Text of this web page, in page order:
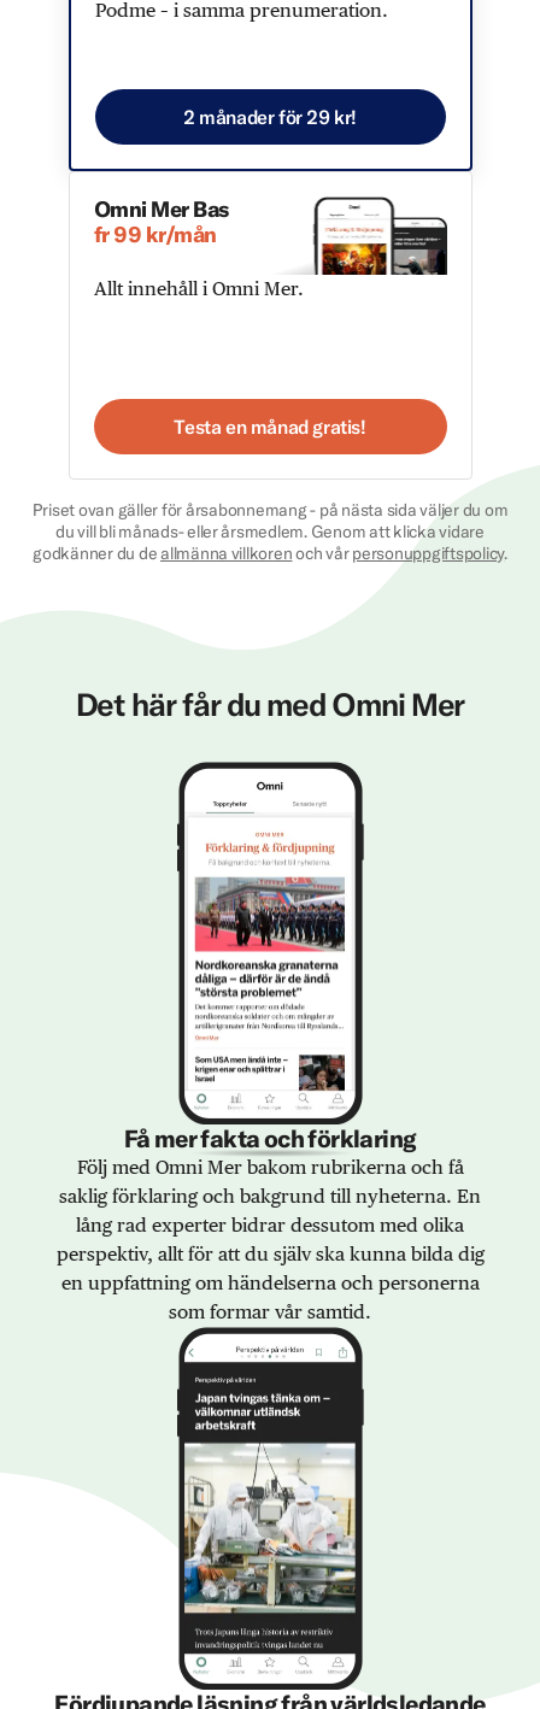
Podme – i samma prenumeration.
2 månader för 29 kr!
Omni Mer Bas
fr 99 kr/mån
Allt innehåll i Omni Mer.
Testa en månad gratis!
Priset ovan gäller för årsabonnemang - på nästa sida väljer du om
du vill bli månads- eller årsmedlem. Genom att klicka vidare
godkänner du deallmänna villkorenoch vårpersonuppgiftspolicy.
Det här får du med Omni Mer
Få mer fakta och förklaring
Följ med Omni Mer bakom rubrikerna och få
saklig förklaring och bakgrund till nyheterna. En
lång rad experter bidrar dessutom med olika
perspektiv, allt för att du själv ska kunna bilda dig
en uppfattning om händelserna och personerna
som formar vår samtid.